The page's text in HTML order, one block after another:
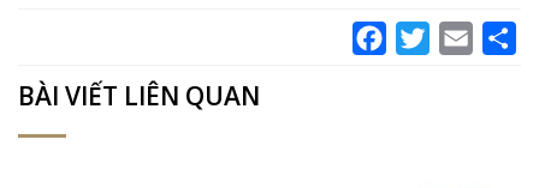
FacebookTwitterEmail
BÀI VIẾT LIÊN QUAN